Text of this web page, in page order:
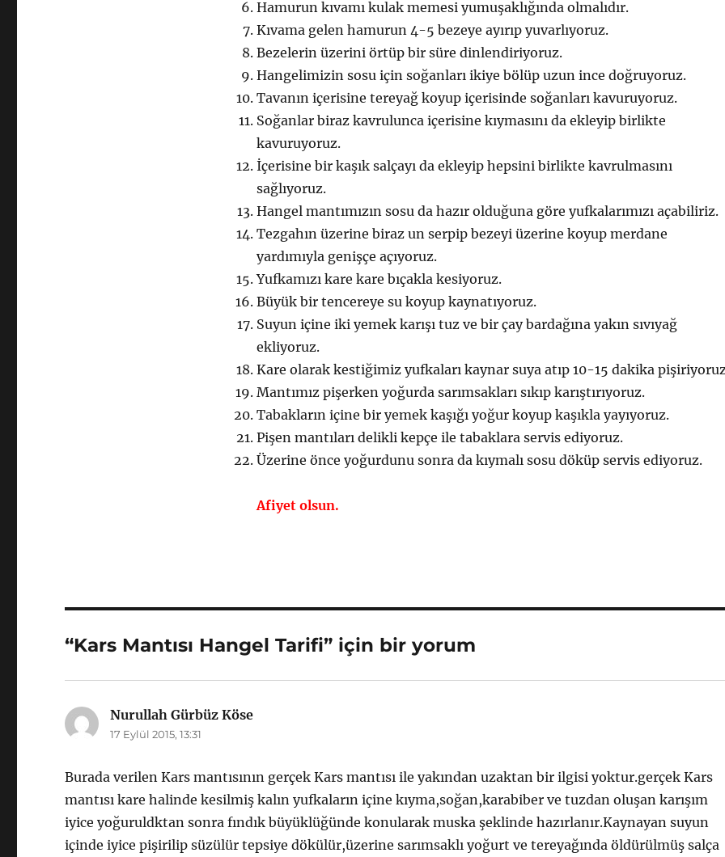
Hamurun kıvamı kulak memesi yumuşaklığında olmalıdır.
Kıvama gelen hamurun 4-5 bezeye ayırıp yuvarlıyoruz.
Bezelerin üzerini örtüp bir süre dinlendiriyoruz.
Hangelimizin sosu için soğanları ikiye bölüp uzun ince doğruyoruz.
Tavanın içerisine tereyağ koyup içerisinde soğanları kavuruyoruz.
Soğanlar biraz kavrulunca içerisine kıymasını da ekleyip birlikte
kavuruyoruz.
İçerisine bir kaşık salçayı da ekleyip hepsini birlikte kavrulmasını
sağlıyoruz.
Hangel mantımızın sosu da hazır olduğuna göre yufkalarımızı açabiliriz.
Tezgahın üzerine biraz un serpip bezeyi üzerine koyup merdane
yardımıyla genişçe açıyoruz.
Yufkamızı kare kare bıçakla kesiyoruz.
Büyük bir tencereye su koyup kaynatıyoruz.
Suyun içine iki yemek karışı tuz ve bir çay bardağına yakın sıvıyağ
ekliyoruz.
Kare olarak kestiğimiz yufkaları kaynar suya atıp 10-15 dakika
Mantımız pişerken yoğurda sarımsakları sıkıp karıştırıyoruz.
Tabakların içine bir yemek kaşığı yoğur koyup kaşıkla yayıyoruz.
Pişen mantıları delikli kepçe ile tabaklara servis ediyoruz.
Üzerine önce yoğurdunu sonra da kıymalı sosu döküp servis ediyoruz.
Afiyet olsun.
“Kars Mantısı Hangel Tarifi” için bir yorum
Nurullah Gürbüz Köse
17 Eylül 2015, 13:31
Burada verilen Kars mantısının gerçek Kars mantısı ile yakından uzaktan bir ilgisi yoktur.gerçek Kars
mantısı kare halinde kesilmiş kalın yufkaların içine kıyma,soğan,karabiber ve tuzdan oluşan karışım
iyice yoğuruldktan sonra fındık büyüklüğünde konularak muska şeklinde hazırlanır.Kaynayan suyun
içinde iyice pişirilip süzülür tepsiye dökülür,üzerine sarımsaklı yoğurt ve tereyağında öldürülmüş salça